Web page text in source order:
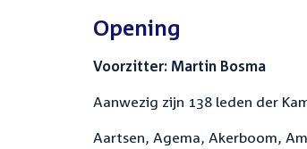
Opening
Voorzitter: Martin Bosma
Aanwezig zijn 138 leden der
Aartsen, Agema, Akerboom,